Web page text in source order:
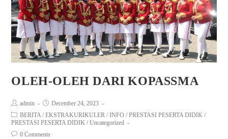
OLEH-OLEH DARI KOPASSMA
admin
December 24, 2023
BERITA / EKSTRAKURIKULER / INFO / PRESTASI PESERTA DIDIK /
PRESTASI PESERTA DIDIK / Uncategorized
0 Comments